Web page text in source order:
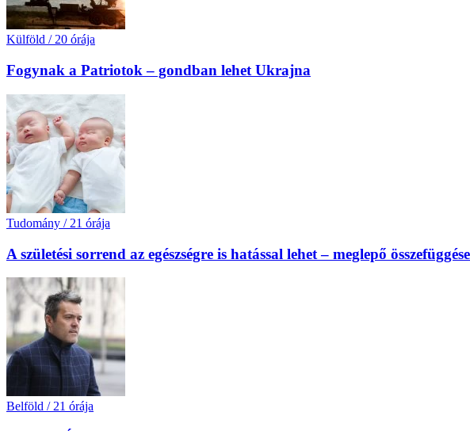
Külföld / 20 órája
Fogynak a Patriotok – gondban lehet Ukrajna
Tudomány / 21 órája
A születési sorrend az egészségre is hatással lehet – meglepő
Belföld / 21 órája